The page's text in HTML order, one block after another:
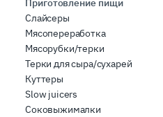
inoltre informazioni sul modo
nostro sito con i nostri
dei dati web, pubblicità e
combinarle con altre
che hanno raccolto dal suo
Приготовление пищи
Слайсеры
Мясопереработка
Мясорубки/терки
Терки для сыра/сухарей
Куттеры
Slow juicers
Соковыжималки